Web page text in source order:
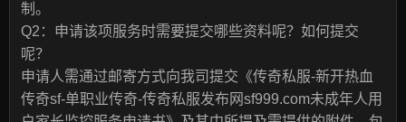
制。
Q2：申请该项服务时需要提交哪些资料呢？如何提交
呢？
申请人需通过邮寄方式向我司提交《传奇私服-新开热血
传奇sf-单职业传奇-传奇私服发布网sf999.com未成年人用